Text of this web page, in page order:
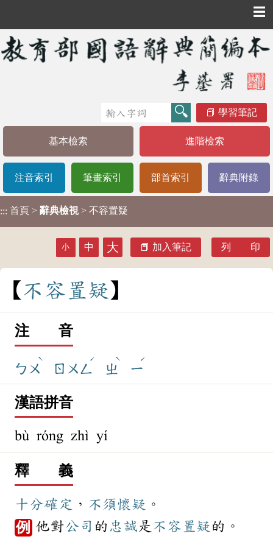
☰
學習筆記
基本檢索 進階檢索
注音索引 筆畫索引 部首索引 辭典附錄
::: 首頁 > 辭典檢視 > 不容置疑
小 中 大 加入筆記 列 印
不 容 置疑
注 音
ㄅㄨ
ˋ
ㄖㄨㄥ
ˊ
ㄓ
ˋ
ㄧ
ˊ
漢語拼音
bù róng zhì yí
釋 義
十分確定 ， 不須 懷疑 。
例 他對公司 的 忠誠是 不容置疑 的。